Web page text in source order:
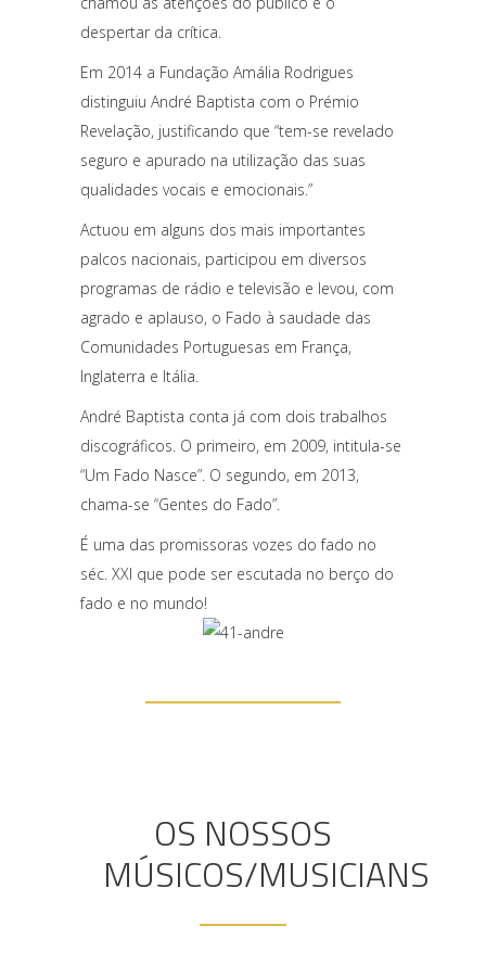
despertar da crítica.
Em 2014 a Fundação Amália Rodrigues
distinguiu André Baptista com o Prémio
Revelação, justificando que “tem-se revelado
seguro e apurado na utilização das suas
qualidades vocais e emocionais.”
Actuou em alguns dos mais importantes
palcos nacionais, participou em diversos
programas de rádio e televisão e levou, com
agrado e aplauso, o Fado à saudade das
Comunidades Portuguesas em França,
Inglaterra e Itália.
André Baptista conta já com dois trabalhos
discográficos. O primeiro, em 2009, intitula-se
“Um Fado Nasce”. O segundo, em 2013,
chama-se “Gentes do Fado”.
É uma das promissoras vozes do fado no
séc. XXI que pode ser escutada no berço do
fado e no mundo!
OS NOSSOS
MÚSICOS/MUSICIANS